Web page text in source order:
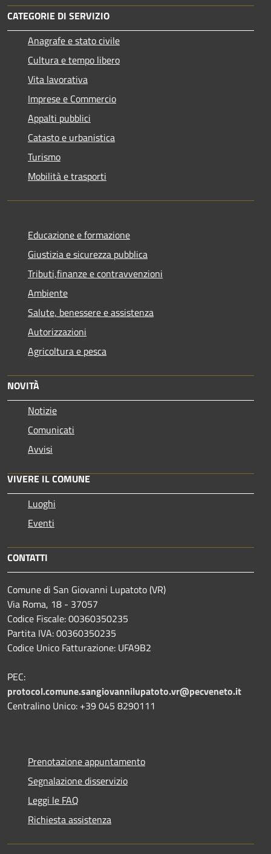
CATEGORIE DI SERVIZIO
Anagrafe e stato civile
Cultura e tempo libero
Vita lavorativa
Imprese e Commercio
Appalti pubblici
Catasto e urbanistica
Turismo
Mobilità e trasporti
Educazione e formazione
Giustizia e sicurezza pubblica
Tributi,finanze e contravvenzioni
Ambiente
Salute, benessere e assistenza
Autorizzazioni
Agricoltura e pesca
NOVITÀ
Notizie
Comunicati
Avvisi
VIVERE IL COMUNE
Luoghi
Eventi
CONTATTI
Comune di San Giovanni Lupatoto (VR)
Via Roma, 18 - 37057
Codice Fiscale: 00360350235
Partita IVA: 00360350235
Codice Unico Fatturazione: UFA9B2
PEC:
protocol.comune.sangiovannilupatoto.vr@pecveneto.it
Centralino Unico: +39 045 8290111
Prenotazione appuntamento
Segnalazione disservizio
Leggi le FAQ
Richiesta assistenza